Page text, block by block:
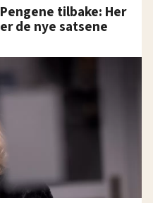
Pengene tilbake: Her
er de nye satsene